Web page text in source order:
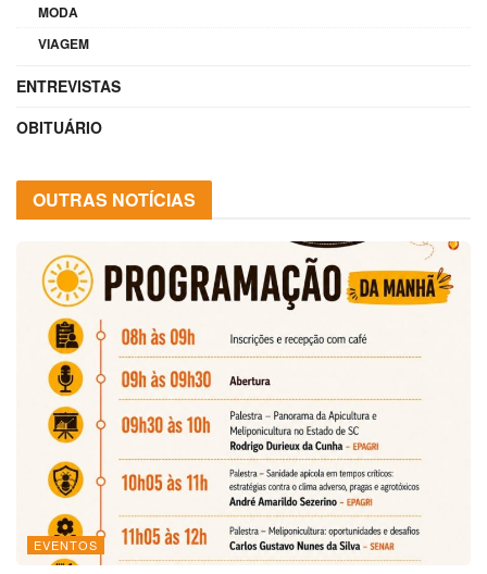
MODA
VIAGEM
ENTREVISTAS
OBITUÁRIO
OUTRAS NOTÍCIAS
EVENTOS